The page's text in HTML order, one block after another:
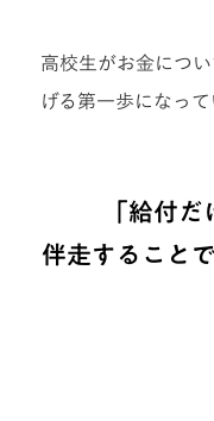
高校生がお金につ
げる第一歩になって
「給付
伴走すること